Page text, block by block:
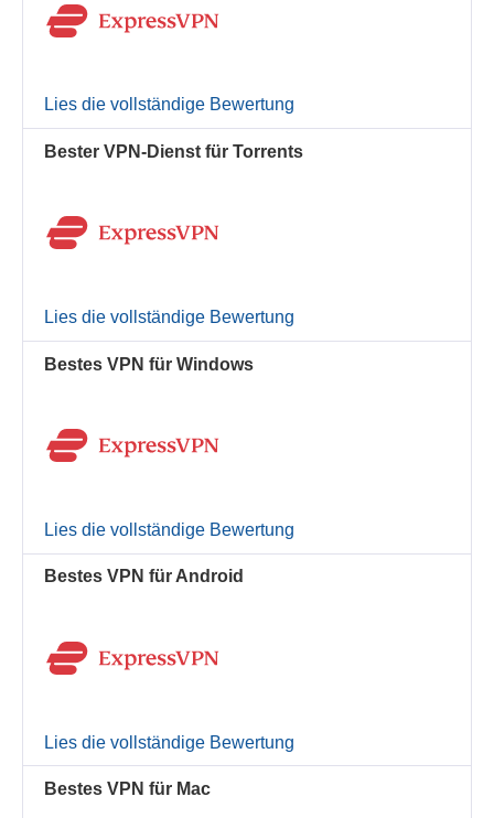
Lies die vollständige Bewertung
Bester VPN-Dienst für Torrents
Lies die vollständige Bewertung
Bestes VPN für Windows
Lies die vollständige Bewertung
Bestes VPN für Android
Lies die vollständige Bewertung
Bestes VPN für Mac